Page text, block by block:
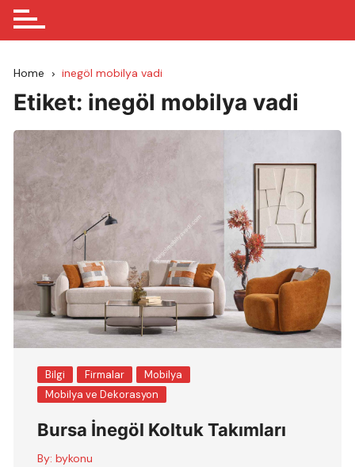
Home inegöl mobilya vadi
Etiket: inegöl mobilya vadi
Bilgi Firmalar
Mobilya
Mobilya ve Dekorasyon
Bursa İnegöl Koltuk Takımları
By: bykonu